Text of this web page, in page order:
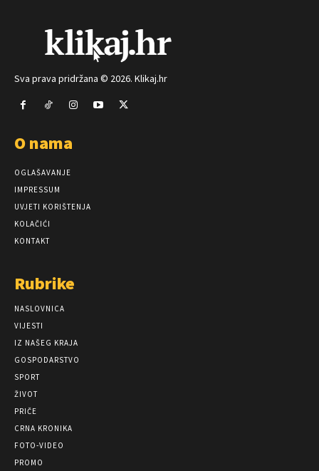
Sva prava pridržana © 2026. Klikaj.hr
O nama
OGLAŠAVANJE
IMPRESSUM
UVJETI KORIŠTENJA
KOLAČIĆI
KONTAKT
Rubrike
NASLOVNICA
VIJESTI
IZ NAŠEG KRAJA
GOSPODARSTVO
SPORT
ŽIVOT
PRIČE
CRNA KRONIKA
FOTO-VIDEO
PROMO